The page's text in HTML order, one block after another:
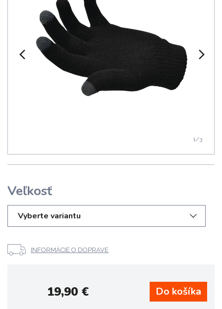
1/3
Veľkosť
Vyberte variantu
INFORMÁCIE O DOPRAVE
19,90€